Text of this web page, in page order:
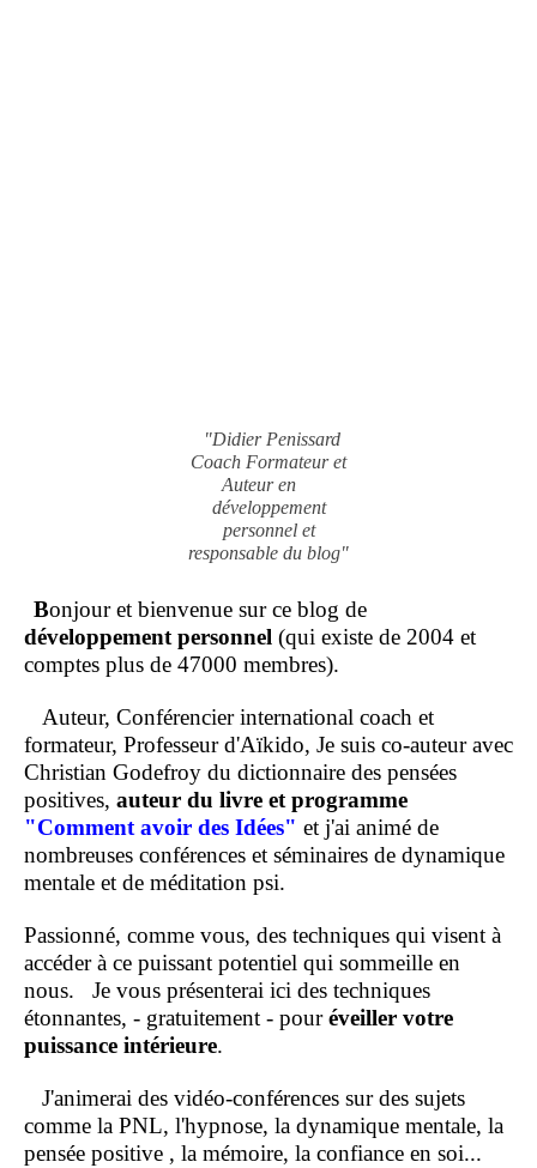
"Didier Penissard
Coach Formateur et
Auteur en
développement
personnel et
responsable du blog"
Bonjour et bienvenue sur ce blog de
développement personnel (qui existe de 2004 et
comptes plus de 47000 membres).
Auteur, Conférencier international coach et
formateur, Professeur d'Aïkido, Je suis co-auteur avec
Christian Godefroy du dictionnaire des pensées
positives, auteur du livre et programme
"Comment avoir des Idées" et j'ai animé de
nombreuses conférences et séminaires de dynamique
mentale et de méditation psi.
Passionné, comme vous, des techniques qui visent à
accéder à ce puissant potentiel qui sommeille en
nous. Je vous présenterai ici des techniques
étonnantes, - gratuitement - pouréveiller votre
puissance intérieure.
J'animerai des vidéo-conférences sur des sujets
comme la PNL, l'hypnose, la dynamique mentale, la
pensée positive , la mémoire, la confiance en soi...